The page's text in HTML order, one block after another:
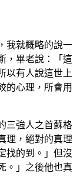
就概略的說一
，畢老說：「這
以有人說這世上
的心理，所會用
強人之首蘇格
理，絕對的真理
找的到。」但沒
。」之後他也真